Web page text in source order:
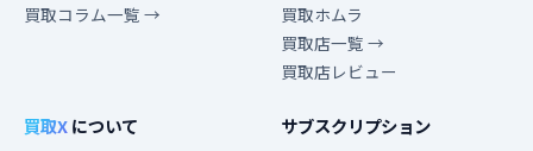
買取コラム一覧 →
買取ホムラ
買取店一覧 →
買取店レビュー
買取Xについて サブスクリプション